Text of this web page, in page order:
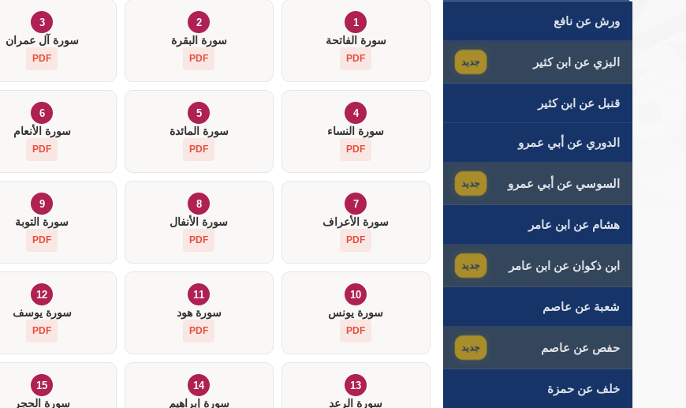
ورش عن نافع
البزي عن ابن كثير جديد
قنبل عن ابن كثير
الدوري عن أبي عمرو
السوسي عن أبي عمرو جديد
هشام عن ابن عامر
ابن ذكوان عن ابن عامر جديد
شعبة عن عاصم
حفص عن عاصم جديد
خلف عن حمزة
1
سورة الفاتحة
PDF
2
سورة البقرة
PDF
3
سورة آل عمران
PDF
4
سورة النساء
PDF
5
سورة المائدة
PDF
6
سورة الأنعام
PDF
7
سورة الأعراف
PDF
8
سورة الأنفال
PDF
9
سورة التوبة
PDF
10
سورة يونس
PDF
11
سورة هود
PDF
12
سورة يوسف
PDF
13
سورة الرعد
14
سورة إبراهيم
15
سورة الحجر